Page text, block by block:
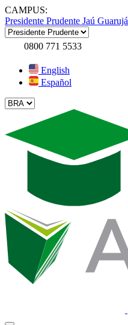
CAMPUS:
Presidente Prudente Jaú Guarujá
0800 771 5533
English
Español